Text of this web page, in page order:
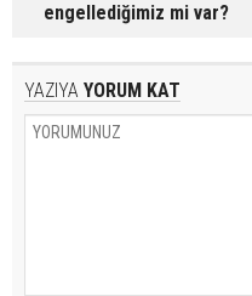
engellediğimiz mi var?
YAZIYA YORUM KAT